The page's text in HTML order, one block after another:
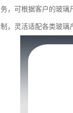
务，可根据客户的玻璃
制，灵活适配各类玻璃